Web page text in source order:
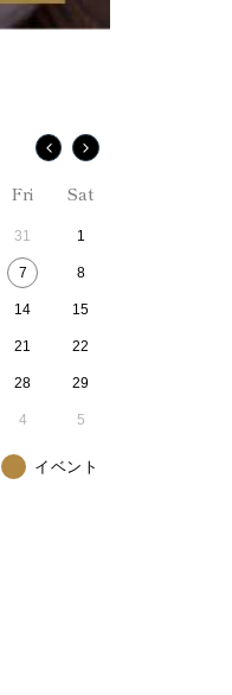
Fri Sat
31 1
7 8
14 15
21 22
28 29
4 5
イベント